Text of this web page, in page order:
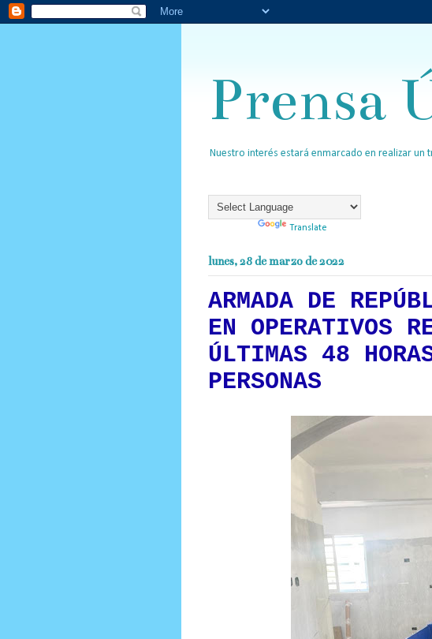
Prensa
Nuestro interés estará enmarcado en realizar un
Translate
lunes, 28 de marzo de 2022
ARMADA DE
EN OPERATIVOS
ÚLTIMAS 48
PERSONAS